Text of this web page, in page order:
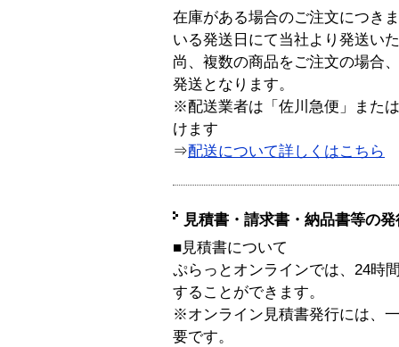
在庫がある場合のご注文につき
いる発送日にて当社より発送い
尚、複数の商品をご注文の場合
発送となります。
※配送業者は「佐川急便」また
けます
⇒配送について詳しくはこちら
見積書・請求書・納品書等の
■見積書について
ぷらっとオンラインでは、24時
することができます。
※オンライン見積書発行には、
要です。